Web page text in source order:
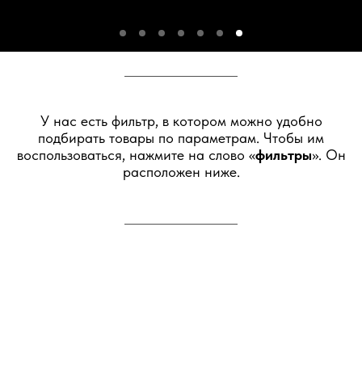
У нас есть фильтр, в котором можно удобно
подбирать товары по параметрам. Чтобы им
воспользоваться, нажмите на слово «фильтры». Он
расположен ниже.